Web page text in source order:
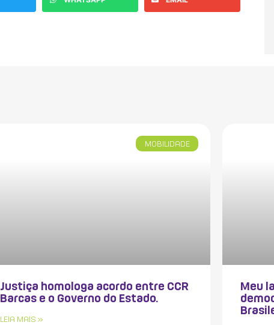
MOBILIDADE
Justiça homologa acordo entre CCR
Barcas e o Governo do Estado.
LEIA MAIS »
Meu